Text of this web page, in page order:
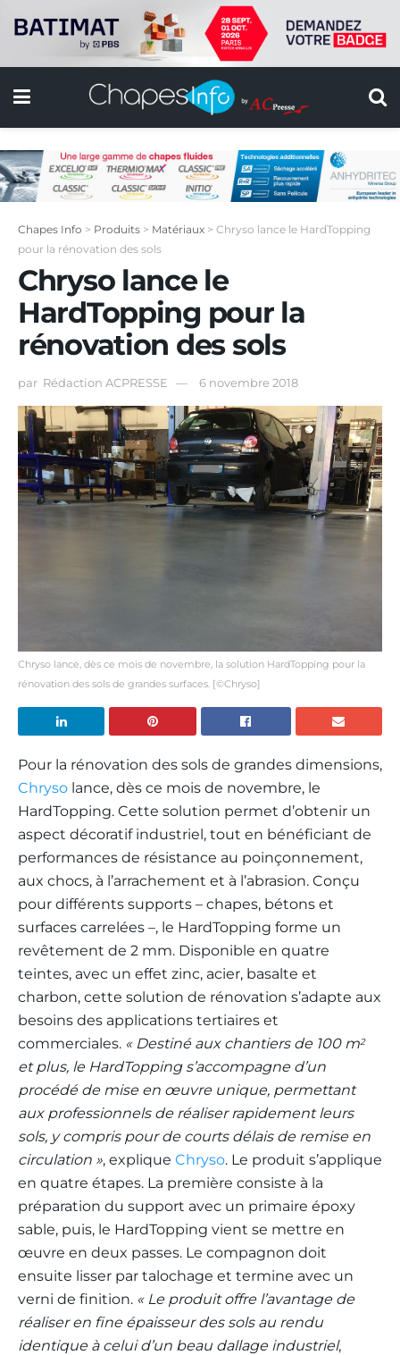
Chapes Info > Produits > Matériaux > Chryso lance le HardTopping
pour la rénovation des sols
Chryso lance le
HardTopping pour la
rénovation des sols
par Rédaction ACPRESSE 6 novembre 2018
Chryso lance, dès ce mois de novembre, la solution HardTopping pour la
rénovation des sols de grandes surfaces. [©Chryso]
Pour la rénovation des sols de grandes dimensions,
Chryso lance, dès ce mois de novembre, le
HardTopping. Cette solution permet d’obtenir un
aspect décoratif industriel, tout en bénéficiant de
performances de résistance au poinçonnement,
aux chocs, à l’arrachement et à l’abrasion. Conçu
pour différents supports – chapes, bétons et
surfaces carrelées –, le HardTopping forme un
revêtement de 2 mm. Disponible en quatre
teintes, avec un effet zinc, acier, basalte et
charbon, cette solution de rénovation s’adapte aux
besoins des applications tertiaires et
commerciales. « Destiné aux chantiers de 100 m2
et plus, le HardTopping s’accompagne d’un
procédé de mise en œuvre unique, permettant
aux professionnels de réaliser rapidement leurs
sols, y compris pour de courts délais de remise en
circulation », explique Chryso. Le produit s’applique
en quatre étapes. La première consiste à la
préparation du support avec un primaire époxy
sable, puis, le HardTopping vient se mettre en
œuvre en deux passes. Le compagnon doit
ensuite lisser par talochage et termine avec un
verni de finition. « Le produit offre l’avantage de
réaliser en fine épaisseur des sols au rendu
identique à celui d’un beau dallage industriel,